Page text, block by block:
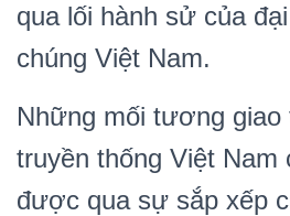
qua lối hành sử của
chúng Việt Nam.
Những mối tương giao
truyền thống Việt Nam
được qua sự sắp xếp